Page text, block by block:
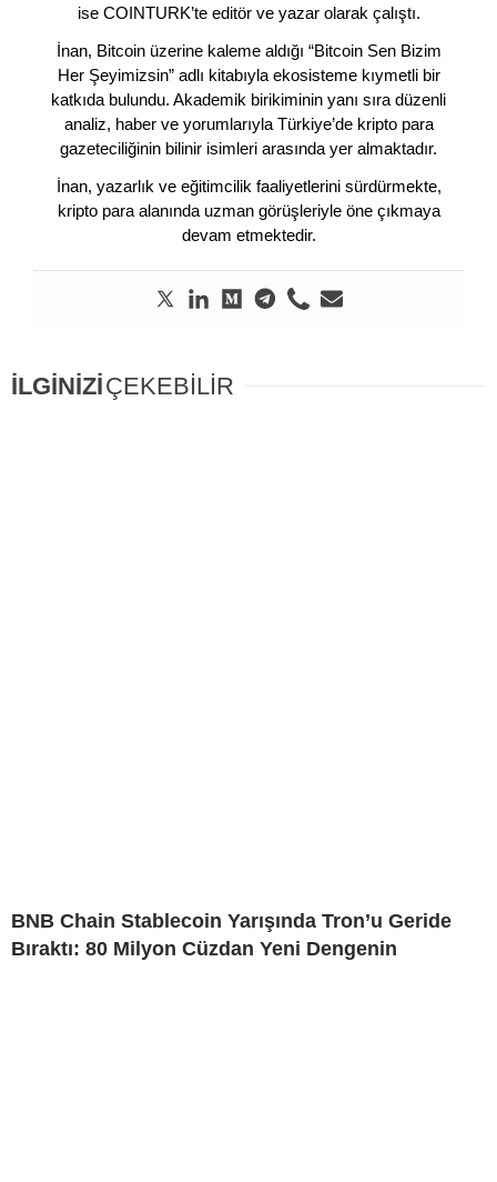
ise COINTURK’te editör ve yazar olarak çalıştı.
İnan, Bitcoin üzerine kaleme aldığı “Bitcoin Sen Bizim
Her Şeyimizsin” adlı kitabıyla ekosisteme kıymetli bir
katkıda bulundu. Akademik birikiminin yanı sıra düzenli
analiz, haber ve yorumlarıyla Türkiye’de kripto para
gazeteciliğinin bilinir isimleri arasında yer almaktadır.
İnan, yazarlık ve eğitimcilik faaliyetlerini sürdürmekte,
kripto para alanında uzman görüşleriyle öne çıkmaya
devam etmektedir.
İLGİNİZİÇEKEBİLİR
BNB Chain Stablecoin Yarışında Tron’u Geride
Bıraktı: 80 Milyon Cüzdan Yeni Dengenin